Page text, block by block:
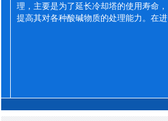
理，主要是为了延长冷却塔的使用寿命，
提高其对各种酸碱物质的处理能力。在进